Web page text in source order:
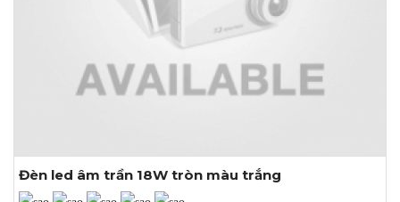
Đèn led âm trần 18W tròn màu trắng